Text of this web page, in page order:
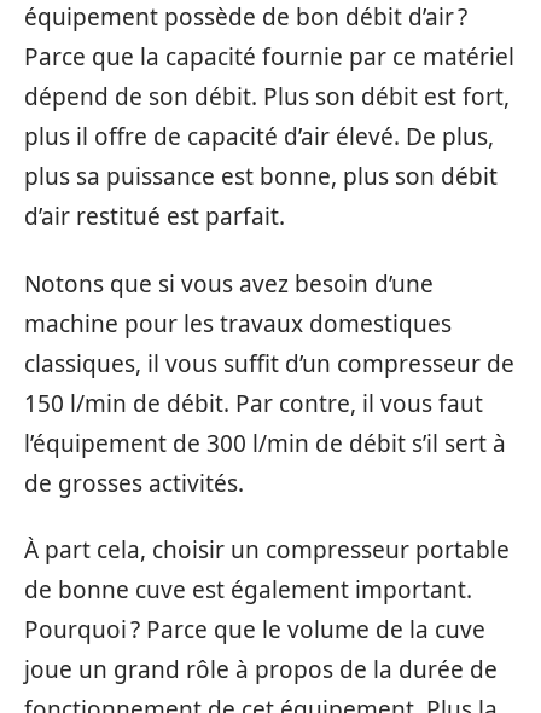
équipement possède de bon débit d’air ?
Parce que la capacité fournie par ce matériel
dépend de son débit. Plus son débit est fort,
plus il offre de capacité d’air élevé. De plus,
plus sa puissance est bonne, plus son débit
d’air restitué est parfait.
Notons que si vous avez besoin d’une
machine pour les travaux domestiques
classiques, il vous suffit d’un compresseur de
150 l/min de débit. Par contre, il vous faut
l’équipement de 300 l/min de débit s’il sert à
de grosses activités.
À part cela, choisir un compresseur portable
de bonne cuve est également important.
Pourquoi ? Parce que le volume de la cuve
joue un grand rôle à propos de la durée de